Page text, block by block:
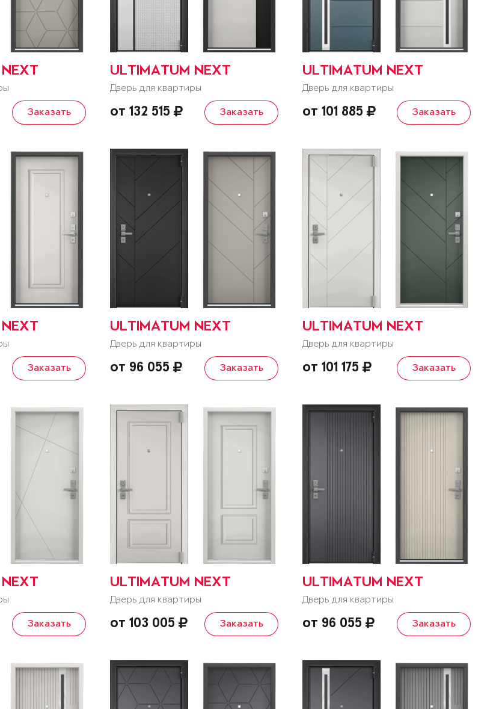
Заказать
ULTIMATUM NEXT
Дверь для квартиры
от 132 515 Заказать
ULTIMATUM NEXT
Дверь для квартиры
от 101 885 Заказать
Заказать
ULTIMATUM NEXT
Дверь для квартиры
от 96 055 Заказать
ULTIMATUM NEXT
Дверь для квартиры
от 101 175 Заказать
Заказать
ULTIMATUM NEXT
Дверь для квартиры
от 103 005 Заказать
ULTIMATUM NEXT
Дверь для квартиры
от 96 055 Заказать